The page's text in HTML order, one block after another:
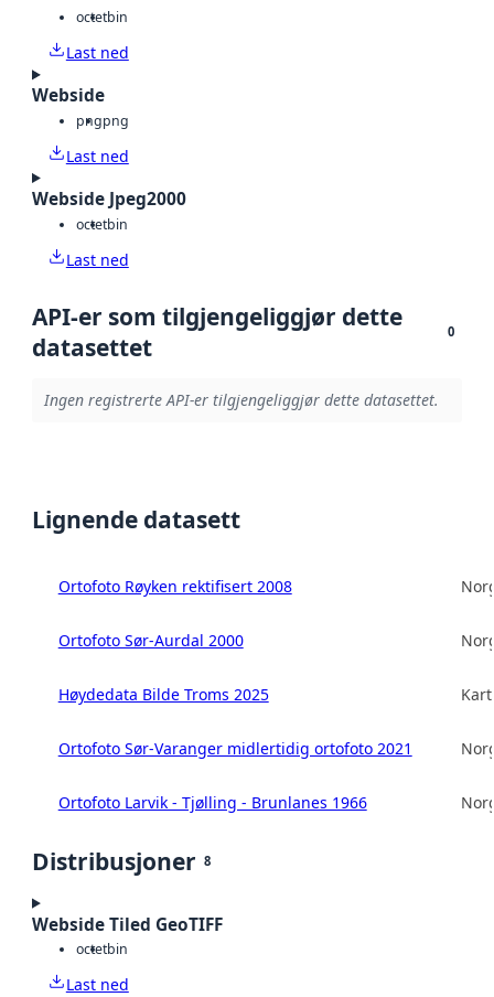
octetbin
Last ned
Webside
pngpng
Last ned
Webside Jpeg2000
octetbin
Last ned
API-er som tilgjengeliggjør dette
datasettet
0
Ingen registrerte API-er tilgjengeliggjør dette datasettet.
Lignende datasett
Ortofoto Røyken rektifisert 2008
Ortofoto Sør-Aurdal 2000
Høydedata Bilde Troms 2025
Ortofoto Sør-Varanger midlertidig ortofoto 2021
Ortofoto Larvik - Tjølling - Brunlanes 1966
Distribusjoner 8
Webside Tiled GeoTIFF
octetbin
Last ned